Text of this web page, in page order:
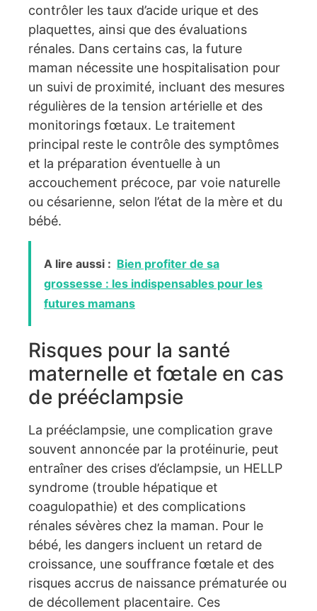
contrôler les taux d’acide urique et des
plaquettes, ainsi que des évaluations
rénales. Dans certains cas, la future
maman nécessite une hospitalisation pour
un suivi de proximité, incluant des mesures
régulières de la tension artérielle et des
monitorings fœtaux. Le traitement
principal reste le contrôle des symptômes
et la préparation éventuelle à un
accouchement précoce, par voie naturelle
ou césarienne, selon l’état de la mère et du
bébé.
A lire aussi : Bien profiter de sa
grossesse : les indispensables pour les
futures mamans
Risques pour la santé
maternelle et fœtale en cas
de prééclampsie
La prééclampsie, une complication grave
souvent annoncée par la protéinurie, peut
entraîner des crises d’éclampsie, un HELLP
syndrome (trouble hépatique et
coagulopathie) et des complications
rénales sévères chez la maman. Pour le
bébé, les dangers incluent un retard de
croissance, une souffrance fœtale et des
risques accrus de naissance prématurée ou
de décollement placentaire. Ces